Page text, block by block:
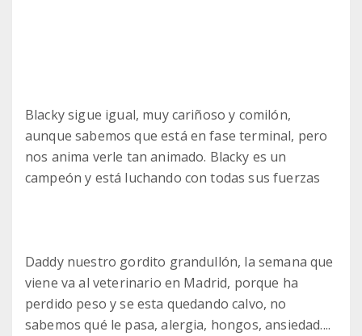
Blacky sigue igual, muy cariñoso y comilón,
aunque sabemos que está en fase terminal, pero
nos anima verle tan animado. Blacky es un
campeón y está luchando con todas sus fuerzas
Daddy nuestro gordito grandullón, la semana que
viene va al veterinario en Madrid, porque ha
perdido peso y se esta quedando calvo, no
sabemos qué le pasa, alergia, hongos, ansiedad....